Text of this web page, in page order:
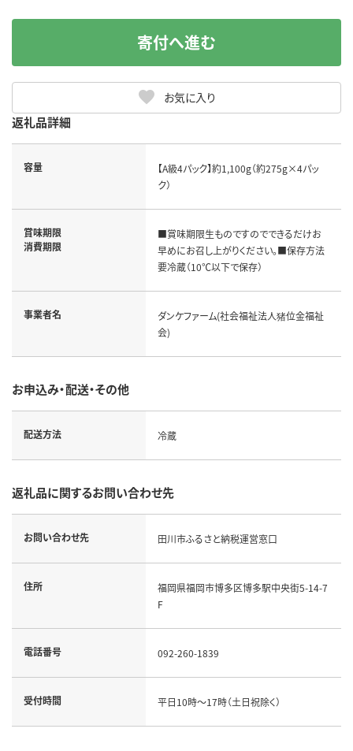
お気に入り
寄付へ進む
返礼品詳細
容量
【A級4パック】約1,100g（約275g×4パッ
ク）
賞味期限
消費期限
■賞味期限生ものですのでできるだけお
早めにお召し上がりください。■保存方法
要冷蔵（10℃以下で保存）
事業者名
ダンケファーム(社会福祉法人猪位金福祉
会)
お申込み・配送・その他
配送方法 冷蔵
返礼品に関するお問い合わせ先
お問い合わせ先 田川市ふるさと納税運営窓口
住所
福岡県福岡市博多区博多駅中央街5-14-7
F
電話番号 092-260-1839
受付時間 平日10時～17時（土日祝除く）